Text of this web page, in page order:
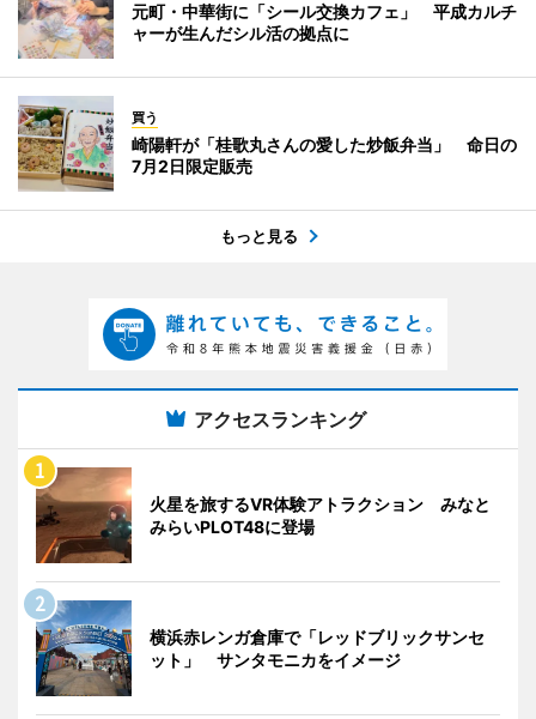
元町・中華街に「シール交換カフェ」 平成カルチ
ャーが生んだシル活の拠点に
買う
崎陽軒が「桂歌丸さんの愛した炒飯弁当」 命日の
7月2日限定販売
もっと見る
アクセスランキング
火星を旅するVR体験アトラクション みなと
みらいPLOT48に登場
横浜赤レンガ倉庫で「レッドブリックサンセ
ット」 サンタモニカをイメージ